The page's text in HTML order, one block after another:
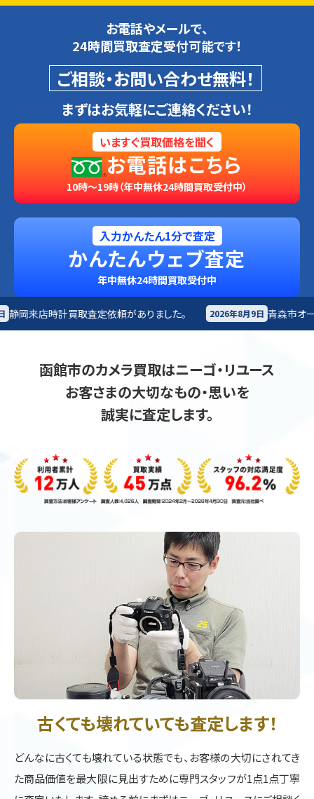
お電話やメールで、
24時間買取査定受付可能です！
ご相談・お問い合わせ無料！
まずはお気軽にご連絡ください！
いますぐ買取価格を聞く
お電話はこちら
10時～19時（年中無休24時間買取受付中）
入力かんたん1分で査定
かんたんウェブ査定
年中無休24時間買取受付中
頼がありました。 2026年8月9日 青森市 オーディオ買取査定依頼が
函館市のカメラ買取はニーゴ・リユース
お客さまの大切なもの・思いを
誠実に査定します。
古くても壊れていても査定します！
どんなに古くても壊れている状態でも、お客様の大切にされてき
た商品価値を最大限に見出すために専門スタッフが1点1点丁寧